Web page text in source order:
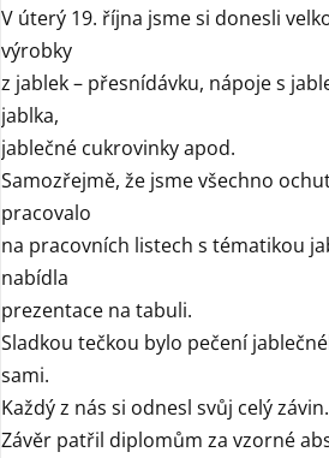
V úterý 19. října jsme si donesli
výrobky
z jablek – přesnídávku, nápoje s
jablka,
jablečné cukrovinky apod.
Samozřejmě, že jsme všechno
pracovalo
na pracovních listech s tématikou
nabídla
prezentace na tabuli.
Sladkou tečkou bylo pečení
sami.
Každý z nás si odnesl svůj celý závin.
Závěr patřil diplomům za vzorné